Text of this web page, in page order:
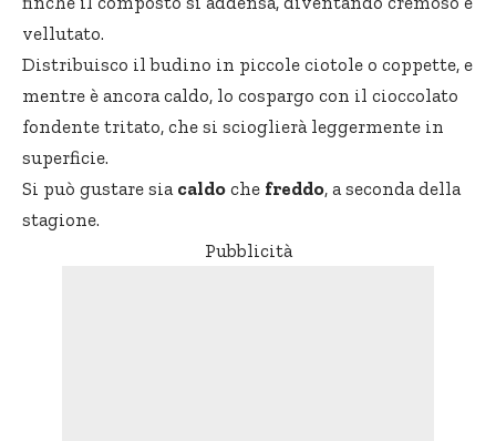
vellutato.
Distribuisco il budino in piccole ciotole o coppette, e
mentre è ancora caldo, lo cospargo con il cioccolato
fondente tritato, che si scioglierà leggermente in
superficie.
Si può gustare sia caldo che freddo, a seconda della
stagione.
Pubblicità